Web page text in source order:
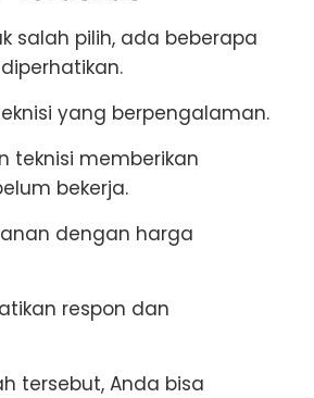
salah pilih, ada beberapa
yang berpengalaman.
teknisi memberikan
bekerja.
dengan harga
respon dan
tersebut, Anda bisa